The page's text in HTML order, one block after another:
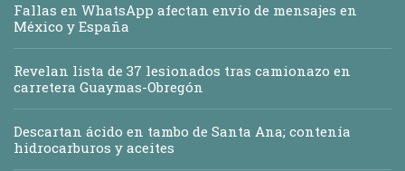
Fallas en WhatsApp afectan envío de mensajes en
México y España
Revelan lista de 37 lesionados tras camionazo en
carretera Guaymas-Obregón
Descartan ácido en tambo de Santa Ana; contenía
hidrocarburos y aceites